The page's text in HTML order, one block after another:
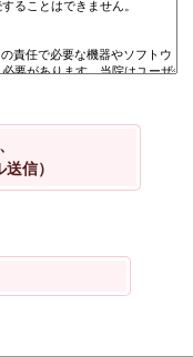
信）